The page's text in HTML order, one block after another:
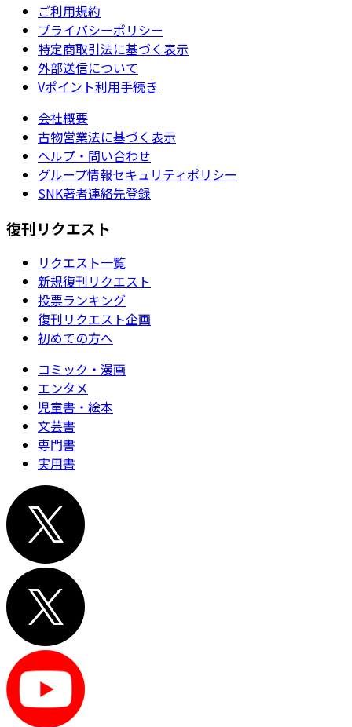
ご利用規約
プライバシーポリシー
特定商取引法に基づく表示
外部送信について
Vポイント利用手続き
会社概要
古物営業法に基づく表示
ヘルプ・問い合わせ
グループ情報セキュリティポリシー
SNK著者連絡先登録
復刊リクエスト
リクエスト一覧
新規復刊リクエスト
投票ランキング
復刊リクエスト企画
初めての方へ
コミック・漫画
エンタメ
児童書・絵本
文芸書
専門書
実用書